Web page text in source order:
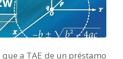
a TAE de un préstamo